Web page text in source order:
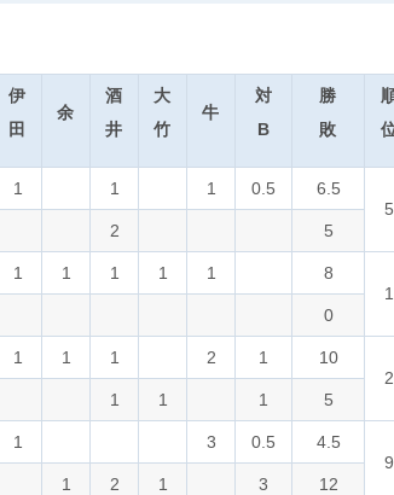
伊
田
余
酒
井
大
竹
牛
対
B
勝
敗
1 1 1 0.5
6.5
5
2 5
1 1 1 1 1
8
1
0
1 1 1 2 1
10
2
1 1 1 5
1 3 0.5
4.5
9
1 2 1 3 12